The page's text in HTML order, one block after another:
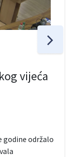
vijeća
godine održalo